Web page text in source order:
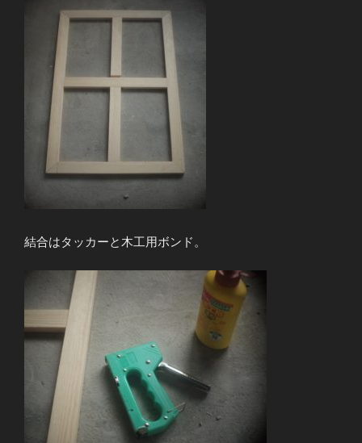
結合はタッカーと木工用ボンド。